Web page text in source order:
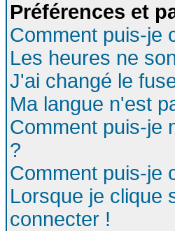
Préférences et
Comment puis-je
Les heures ne
J'ai changé le
Ma langue n'est
Comment puis-je
?
Comment puis-je
Lorsque je clique
connecter !